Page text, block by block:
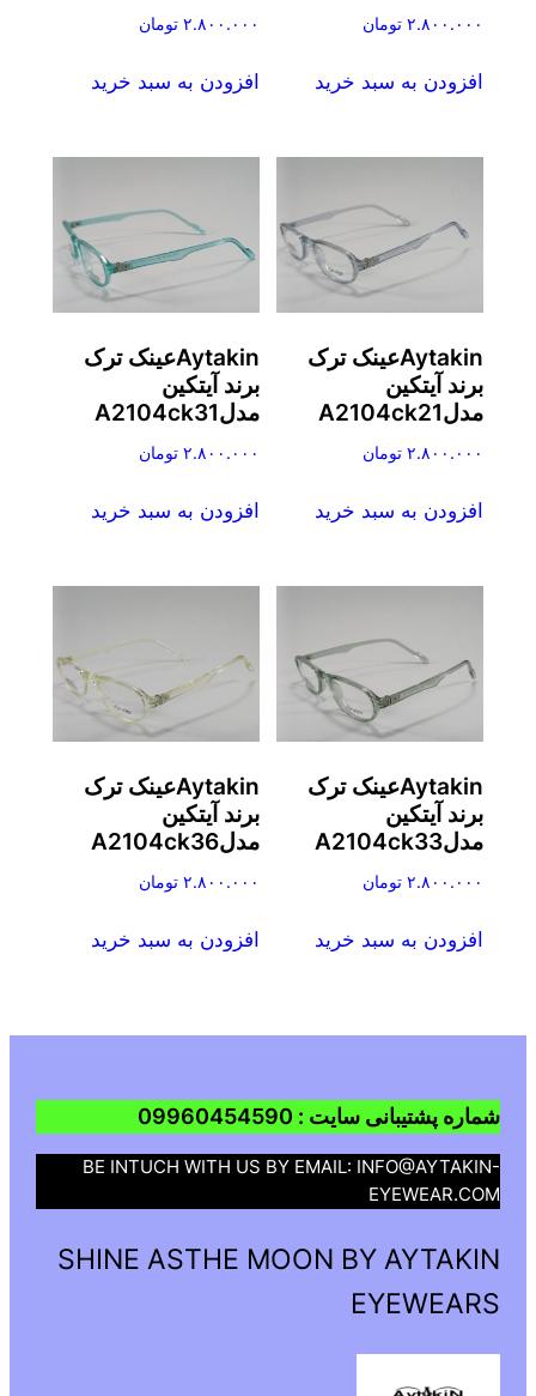
۲.۸۰۰.۰۰۰ تومان
افزودن به سبد خرید
۲.۸۰۰.۰۰۰ تومان
افزودن به سبد خرید
Aytakinعینک ترک
برند آیتکین
مدلA2104ck21
۲.۸۰۰.۰۰۰ تومان
افزودن به سبد خرید
Aytakinعینک ترک
برند آیتکین
مدلA2104ck31
۲.۸۰۰.۰۰۰ تومان
افزودن به سبد خرید
Aytakinعینک ترک
برند آیتکین
مدلA2104ck33
۲.۸۰۰.۰۰۰ تومان
افزودن به سبد خرید
Aytakinعینک ترک
برند آیتکین
مدلA2104ck36
۲.۸۰۰.۰۰۰ تومان
افزودن به سبد خرید
شماره پشتیبانی سایت : 09960454590
BE INTUCH WITH US BY EMAIL: INFO@AYTAKIN-
EYEWEAR.COM
SHINE ASTHE MOON BY AYTAKIN
EYEWEARS